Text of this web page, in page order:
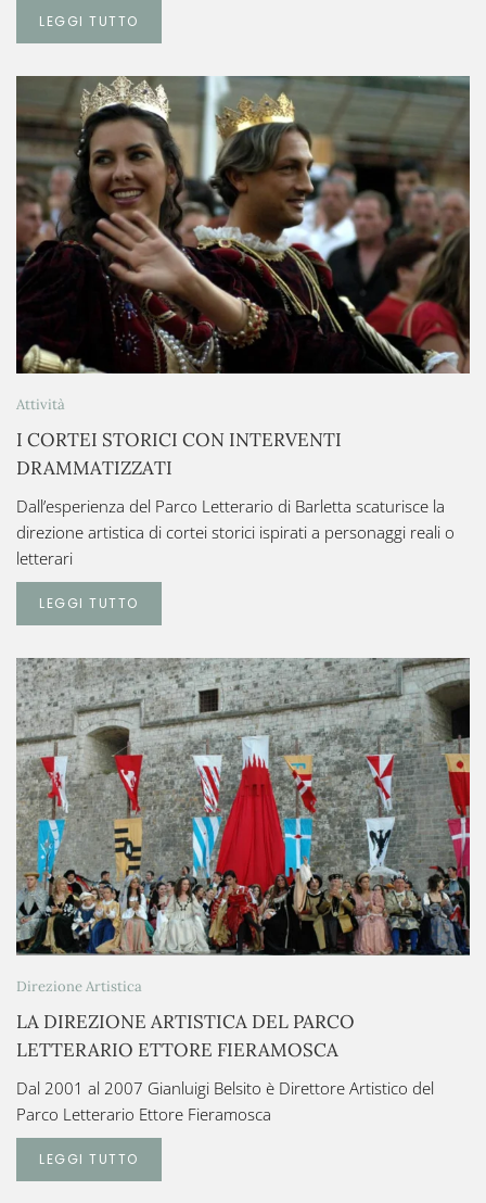
LEGGI TUTTO
Attività
I CORTEI STORICI CON INTERVENTI
DRAMMATIZZATI
Dall’esperienza del Parco Letterario di Barletta scaturisce la
direzione artistica di cortei storici ispirati a personaggi reali o
letterari
LEGGI TUTTO
Direzione Artistica
LA DIREZIONE ARTISTICA DEL PARCO
LETTERARIO ETTORE FIERAMOSCA
Dal 2001 al 2007 Gianluigi Belsito è Direttore Artistico del
Parco Letterario Ettore Fieramosca
LEGGI TUTTO